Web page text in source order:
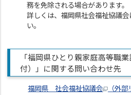
務を免除される場合があります。
詳しくは、福岡県社会福祉協議
い。
「福岡県ひとり親家庭高等職
付）」に関する問い合わせ先
福岡県 社会福祉協議会 （外部